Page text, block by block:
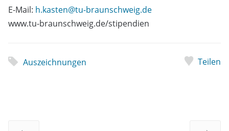
E-Mail: h.kasten@tu-braunschweig.de
www.tu-braunschweig.de/stipendien
Auszeichnungen Teilen